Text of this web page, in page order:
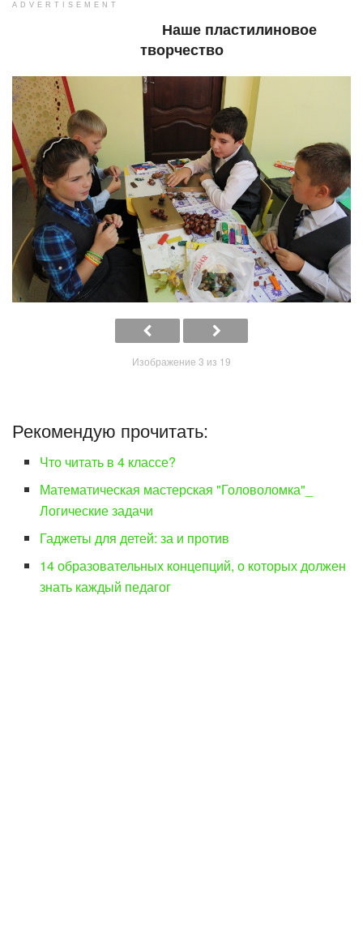
ADVERTISEMENT
Наше пластилиновое
творчество
Изображение 3 из 19
Рекомендую прочитать:
Что читать в 4 классе?
Математическая мастерская "Головоломка"_
Логические задачи
Гаджеты для детей: за и против
14 образовательных концепций, о которых должен
знать каждый педагог